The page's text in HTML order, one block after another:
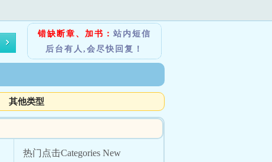
错缺断章、加书： 站内短信
后台有人,会尽快回复！
其他类型
热门点击Categories New